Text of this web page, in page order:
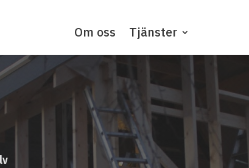
Om oss Tjänster